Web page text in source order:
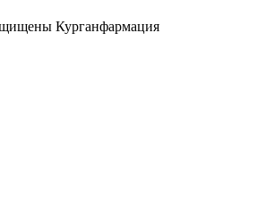
Курганфармация